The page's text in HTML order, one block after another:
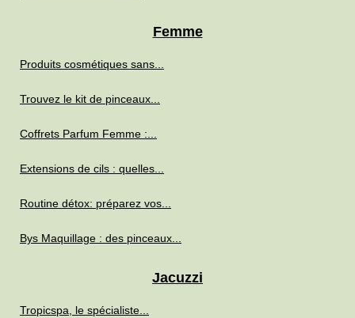
Femme
Produits cosmétiques sans...
Trouvez le kit de pinceaux...
Coffrets Parfum Femme :...
Extensions de cils : quelles...
Routine détox: préparez vos...
Bys Maquillage : des pinceaux...
Jacuzzi
Tropicspa, le spécialiste...